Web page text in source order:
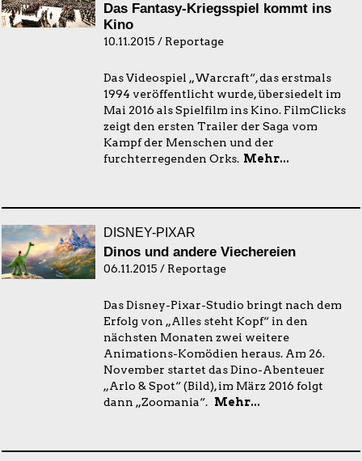
Das Fantasy-Kriegsspiel kommt ins
Kino
10.11.2015 / Reportage
Das Videospiel „Warcraft“, das erstmals
1994 veröffentlicht wurde, übersiedelt im
Mai 2016 als Spielfilm ins Kino. FilmClicks
zeigt den ersten Trailer der Saga vom
Kampf der Menschen und der
furchterregenden Orks. Mehr...
DISNEY-PIXAR
Dinos und andere Viechereien
06.11.2015 / Reportage
Das Disney-Pixar-Studio bringt nach dem
Erfolg von „Alles steht Kopf“ in den
nächsten Monaten zwei weitere
Animations-Komödien heraus. Am 26.
November startet das Dino-Abenteuer
„Arlo & Spot“ (Bild), im März 2016 folgt
dann „Zoomania“. Mehr...